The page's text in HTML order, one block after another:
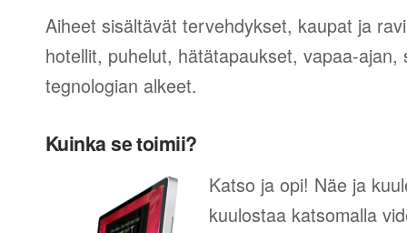
Aiheet sisältävät tervehdykset, kaupat ja
hotellit, puhelut, hätätapaukset, vapaa-ajan,
tegnologian alkeet.
Kuinka se toimii?
Katso ja opi! Näe ja
kuulostaa katsomalla